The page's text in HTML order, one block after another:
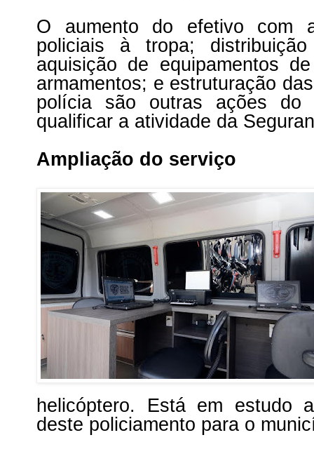
O aumento do efetivo com
policiais à tropa;
aquisição de equipamentos
armamentos; e estruturação
polícia são outras ações do
qualificar a atividade da
Ampliação do serviço
helicóptero. Está em estudo
deste policiamento para o